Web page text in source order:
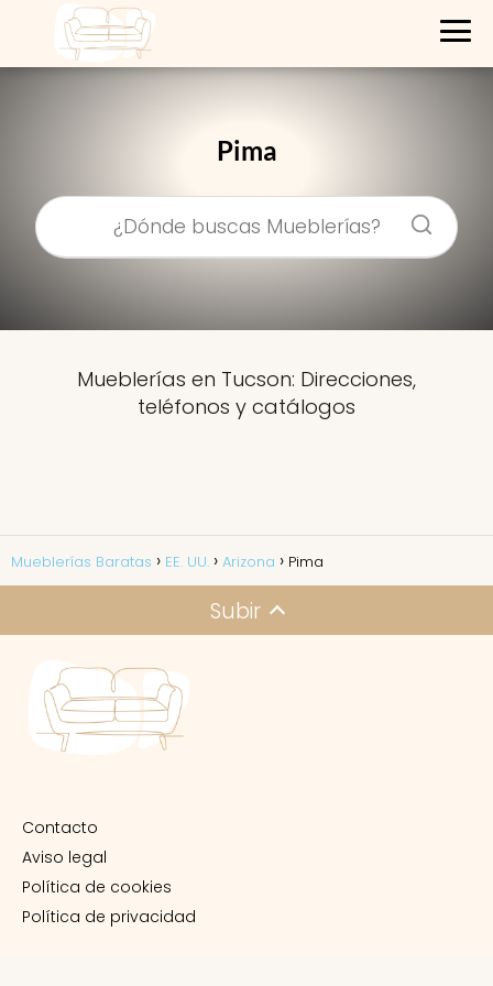
Pima
Mueblerías en Tucson: Direcciones,
teléfonos y catálogos
Mueblerías Baratas EE. UU. Arizona Pima
Subir
Contacto
Aviso legal
Política de cookies
Política de privacidad